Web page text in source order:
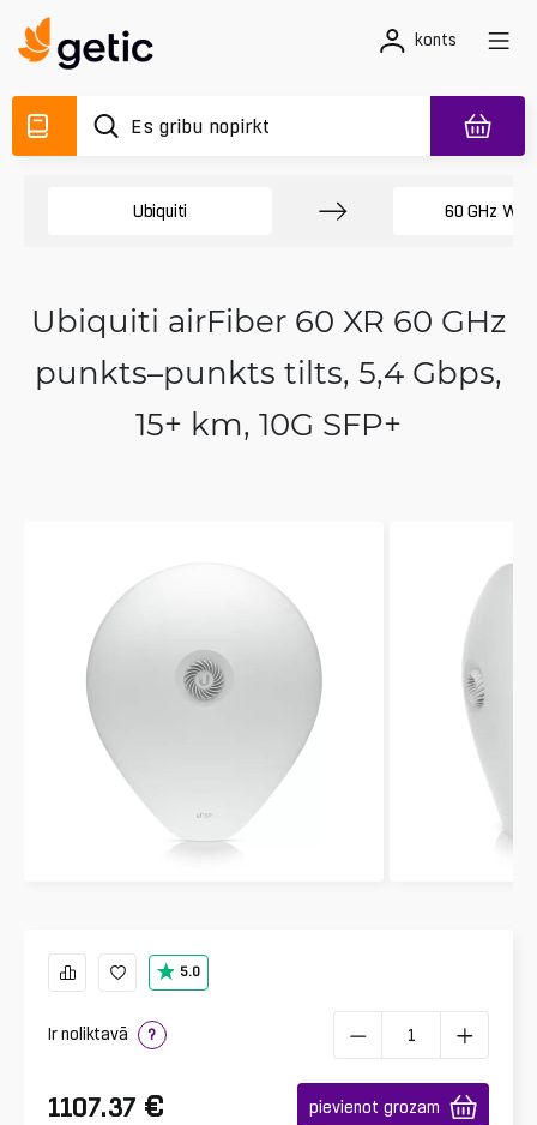
konts
Ubiquiti 60 GHz
Ubiquiti airFiber 60 XR 60 GHz
punkts–punkts tilts, 5,4 Gbps,
15+ km, 10G SFP+
5.0
Ir noliktavā ?
1107.37 € pievienot grozam